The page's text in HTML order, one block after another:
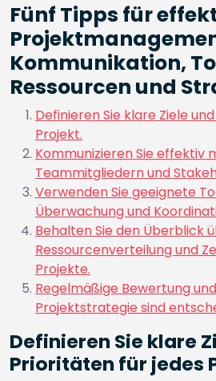
Fünf Tipps für
Kommunikation,
Ressourcen und
Definieren Sie klare Ziele
Projekt.
Kommunizieren Sie effektiv
Teammitgliedern und
Verwenden Sie geeignete
Überwachung und
Behalten Sie den Überblick
Ressourcenverteilung und
Projekte.
Regelmäßige Bewertung
Projektstrategie sind
Definieren Sie klare
Prioritäten für jedes